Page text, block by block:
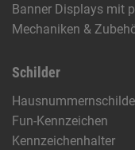
Banner Displays mit
Mechaniken &
Schilder
Fun-Kennzeichen
Kennzeichenhalter